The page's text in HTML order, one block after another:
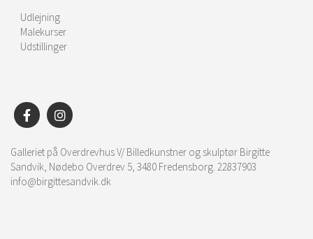
Udlejning
Malekurser
Udstillinger
Galleriet på Overdrevhus V/ Billedkunstner og skulptør Birgitte
Sandvik, Nødebo Overdrev 5, 3480 Fredensborg. 22837903
info@birgittesandvik.dk